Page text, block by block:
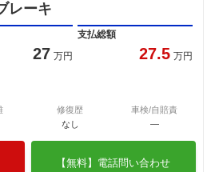
レーキ
27 万円
支払総額
27.5 万円
修復歴
なし
車検/自賠責
―
【無料】電話問い合わせ